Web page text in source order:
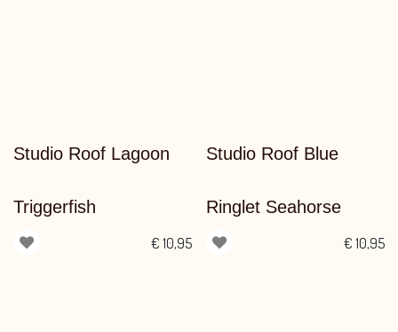
Studio Roof Lagoon
Triggerfish
€ 10,95
Studio Roof Blue
Ringlet Seahorse
€ 10,95